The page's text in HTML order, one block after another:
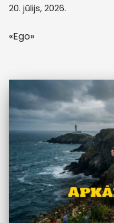
20. jūlijs, 2026.
«Ego»